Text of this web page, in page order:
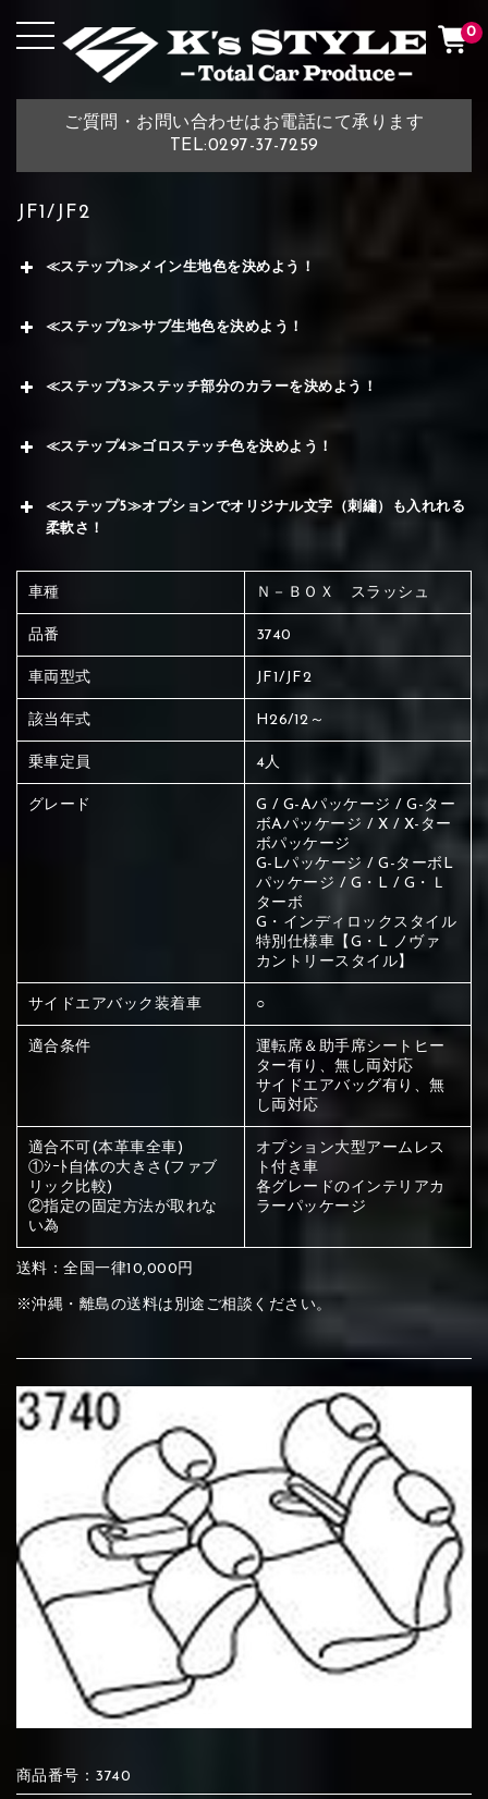
ご質問・お問い合わせはお電話にて承ります
TEL:0297-37-7259
0
JF1/JF2
≪ステップ1≫メイン生地色を決めよう！
赤く塗られている場所を選択
ください
メイン生地は下記16種類からご選択ください。
①Beige ②Gray
④Brown ⑤Dark Brown ⑥Yellow
⑦Blue ⑧Orange ⑨Pink
⑩White ⑪Black
≪ステップ2≫サブ生地色を決めよう！
赤く塗られている部分にカラ
ー選択ください
サブ生地は下記16種類からご選択ください。
①Beige
④Brown ⑤Dark Brown ⑥Yellow
⑧Orange ⑨Pink
⑩White ⑪Black ⑫Ivory
≪ステップ3≫ステッチ部分のカラーを決めよう！
赤く塗られている場所を選択
刺繍は下記21種類からご選択ください。
①Black ②Gray
④Beige ⑤Ivory ⑥Red
⑦Wine-red ⑧Yellow ⑨Orange
≪ステップ4≫ゴロステッチ色を決めよう！
赤く塗られている場所を選択
ください
刺繍は下記21種類からご選択ください。
④Beige ⑤Ivory ⑥Red
⑦Wine-red ⑧Yellow ⑨Orange
≪ステップ5≫オプションでオリジナル文字（刺繡）も入れれる
柔軟さ！
②Gray ③Light gray
⑦Wine-red ⑧Yellow
⑩Brown ⑪Blue
⑬Sky blue ⑭Pink ⑮Rose pink
⑯White ⑰Silver ⑱Green
green
車種 Ｎ－ＢＯＸ スラッシュ
品番 3740
車両型式 JF1/JF2
該当年式 H26/12～
乗車定員 4人
グレード
G / G-Aパッケージ / G-ター
ボAパッケージ / X / X-ター
ボパッケージ
G-Lパッケージ / G-ターボL
パッケージ / G・L / G・Ｌ
ターボ
G・インディロックスタイル
特別仕様車【G・L ノヴァ
カントリースタイル】
サイドエアバック装着車 ○
適合条件
運転席＆助手席シートヒー
ター有り、無し両対応
サイドエアバッグ有り、無
し両対応
適合不可(本革車全車)
①ｼｰﾄ自体の大きさ(ファブ
リック比較)
②指定の固定方法が取れな
い為
オプション大型アームレス
ト付き車
各グレードのインテリアカ
ラーパッケージ
送料：全国一律10,000円
※沖縄・離島の送料は別途ご相談ください。
商品番号：3740